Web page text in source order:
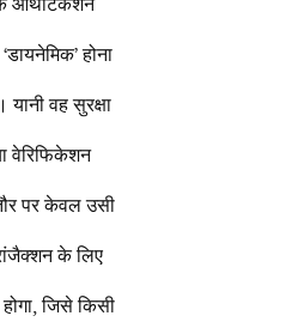
होना
यानी वह सुरक्षा
वेरिफिकेशन
पर केवल उसी
के लिए
जिसे किसी